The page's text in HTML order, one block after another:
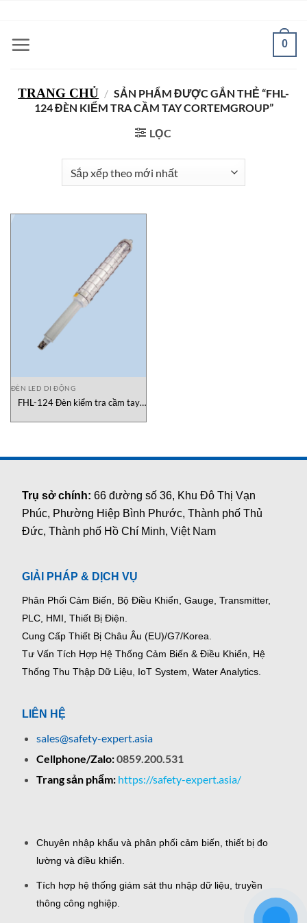
nội
0
TRANG CHỦ / SẢN PHẨM ĐƯỢC GẮN THẺ “FHL-
124 ĐÈN KIỂM TRA CẦM TAY CORTEMGROUP”
LỌC
ĐÈN LED DI ĐỘNG
FHL-124 Đèn kiểm tra cầm tay
Trụ sở chính:66 đường số 36, Khu Đô Thị Vạn
Phúc, Phường Hiệp Bình Phước, Thành phố Thủ
Đức, Thành phố Hồ Chí Minh, Việt Nam
GIẢI PHÁP & DỊCH VỤ
Phân Phối Cảm Biến, Bộ Điều Khiển, Gauge, Transmitter,
PLC, HMI, Thiết Bị Điện.
Cung Cấp Thiết Bị Châu Âu (EU)/G7/Korea.
Tư Vấn Tích Hợp Hệ Thống Cảm Biến & Điều Khiển, Hệ
Thống Thu Thập Dữ Liệu, IoT System, Water Analytics.
LIÊN HỆ
sales@safety-expert.asia
Cellphone/Zalo:0859.200.531
Trang sản phẩm: https://safety-expert.asia/
Chuyên nhập khẩu và phân phối cảm biến, thiết bị đo
lường và điều khiển.
Tích hợp hệ thống giám sát thu nhập dữ liệu, truyền
thông công nghiệp.